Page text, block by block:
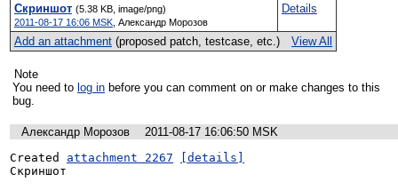
Скриншот (5.38 KB, image/png)
2011-08-17 16:06 MSK, Александр Морозов
Details
View All
Add an attachment(proposed patch, testcase, etc.)
Note
You need to log in
bug.
Александр Морозов
2011-08-17 16:06:50 MSK
Created attachment 2267
[details]
Скриншот